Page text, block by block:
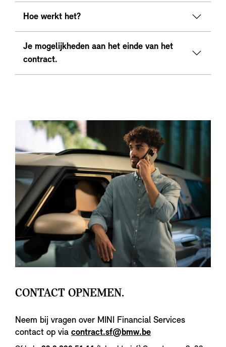
Hoe werkt het?
Je mogelijkheden aan het einde van het
contract.
CONTACT OPNEMEN.
Neem bij vragen over MINI Financial Services
contact op via contract.sf@bmw.be